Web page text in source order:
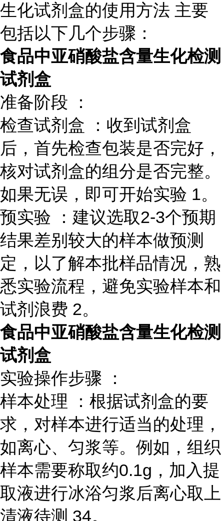
生化试剂盒的使用方法 主要
包括以下几个步骤：
食品中亚硝酸盐含量生化检测
试剂盒
准备阶段 ：
检查试剂盒 ：收到试剂盒
后，首先检查包装是否完好，
核对试剂盒的组分是否完整。
如果无误，即可开始实验 1。
预实验 ：建议选取2-3个预期
结果差别较大的样本做预测
定，以了解本批样品情况，熟
悉实验流程，避免实验样本和
试剂浪费 2。
食品中亚硝酸盐含量生化检测
试剂盒
实验操作步骤 ：
样本处理 ：根据试剂盒的要
求，对样本进行适当的处理，
如离心、匀浆等。例如，组织
样本需要称取约0.1g，加入提
取液进行冰浴匀浆后离心取上
清液待测 34。